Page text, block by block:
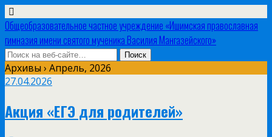
Общеобразовательное частное учреждение «Ишимская православная
гимназия имени святого мученика Василия Мангазейского»
Архивы › Апрель, 2026
27.04.2026
Акция «ЕГЭ для родителей»